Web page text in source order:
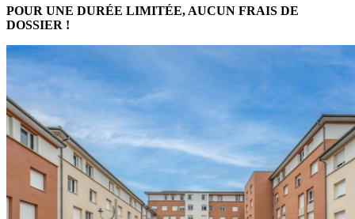
POUR UNE DURÉE LIMITÉE, AUCUN FRAIS DE
DOSSIER !